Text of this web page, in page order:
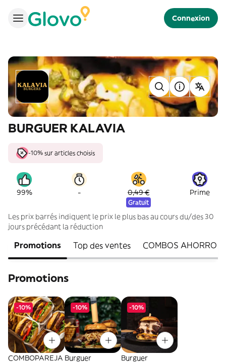
Connexion
BURGUER KALAVIA
-10% sur articles choisis
99% - 0,49 €
Gratuit
Prime
Les prix barrés indiquent le prix le plus bas au cours du/des 30
jours précédant la réduction
Promotions Top des ventes COMBOS AHORRO
Promotions
-10%
COMBOPAREJA
-10%
Burguer
-10%
Burguer